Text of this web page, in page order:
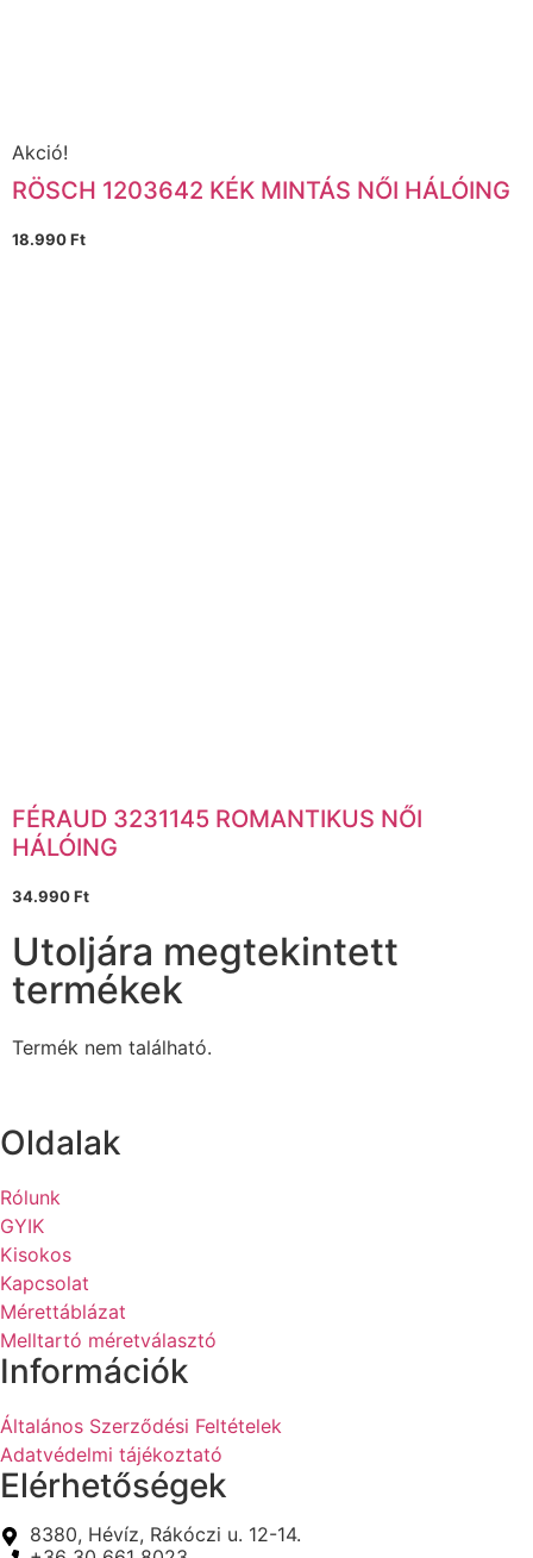
Akció!
RÖSCH 1203642 KÉK MINTÁS NŐI HÁLÓING
18.990Ft
FÉRAUD 3231145 ROMANTIKUS NŐI
HÁLÓING
34.990Ft
Utoljára megtekintett
termékek
Termék nem található.
Oldalak
Rólunk
GYIK
Kisokos
Kapcsolat
Mérettáblázat
Melltartó méretválasztó
Információk
Általános Szerződési Feltételek
Adatvédelmi tájékoztató
Elérhetőségek
8380, Hévíz, Rákóczi u. 12-14.